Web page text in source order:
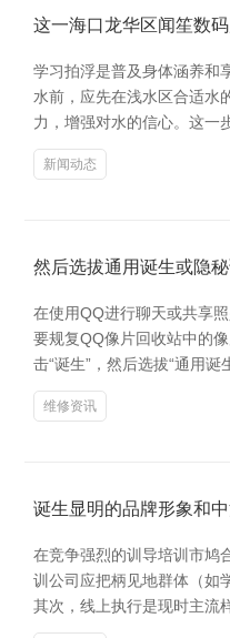
这一海口龙华区闻笙数
学习拍浮是普及身体涵养和
水前，应先在浅水区合适水
力，增强对水的信心。这一
新闻动态
然后选拔通用诞生或隐
在使用QQ进行聊天或共享
要规复QQ像片回收站中的
击“诞生”，然后选拔“通用
维修资讯
诞生显明的品牌形象和
在竞争强烈的训导培训市鸠
训公司应把柄见地群体（如
其次，线上执行是现时主流